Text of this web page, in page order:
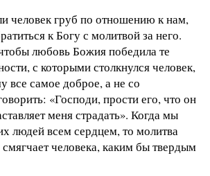
человек груб по отношению к нам,
к Богу с молитвой за него.
любовь Божия победила те
с которыми столкнулся человек,
все самое доброе, а не со
«Господи, прости его, что он
меня страдать». Когда мы
людей всем сердцем, то молитва
человека, каким бы твердым